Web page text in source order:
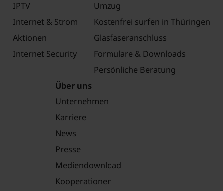
IPTV
Internet & Strom
Aktionen
Internet Security
Umzug
Kostenfrei surfen in Thüringen
Glasfaseranschluss
Formulare & Downloads
Persönliche Beratung
Über uns
Unternehmen
Karriere
News
Presse
Mediendownload
Kooperationen